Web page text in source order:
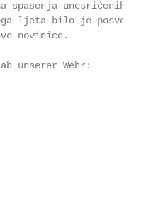
unesrićenih
ljeta bilo je
novinice.
unserer Wehr: